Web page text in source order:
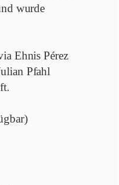
wurde
Ehnis Pérez
Pfahl